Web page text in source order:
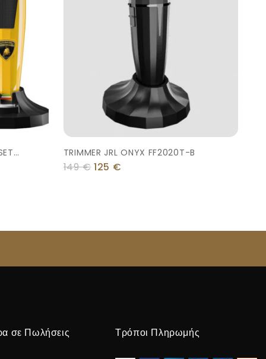
TRIMMER JRL ONYX FF2020T-B
149€ 125 €
σε Πωλήσεις Τρόποι Πληρωμής